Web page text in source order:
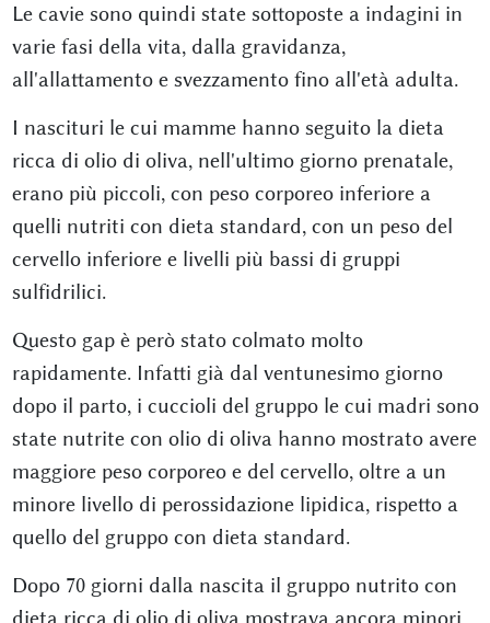
Le cavie sono quindi state sottoposte a indagini in
varie fasi della vita, dalla gravidanza,
all'allattamento e svezzamento fino all'età adulta.
I nascituri le cui mamme hanno seguito la dieta
ricca di olio di oliva, nell'ultimo giorno prenatale,
erano più piccoli, con peso corporeo inferiore a
quelli nutriti con dieta standard, con un peso del
cervello inferiore e livelli più bassi di gruppi
sulfidrilici.
Questo gap è però stato colmato molto
rapidamente. Infatti già dal ventunesimo giorno
dopo il parto, i cuccioli del gruppo le cui madri sono
state nutrite con olio di oliva hanno mostrato avere
maggiore peso corporeo e del cervello, oltre a un
minore livello di perossidazione lipidica, rispetto a
quello del gruppo con dieta standard.
Dopo 70 giorni dalla nascita il gruppo nutrito con